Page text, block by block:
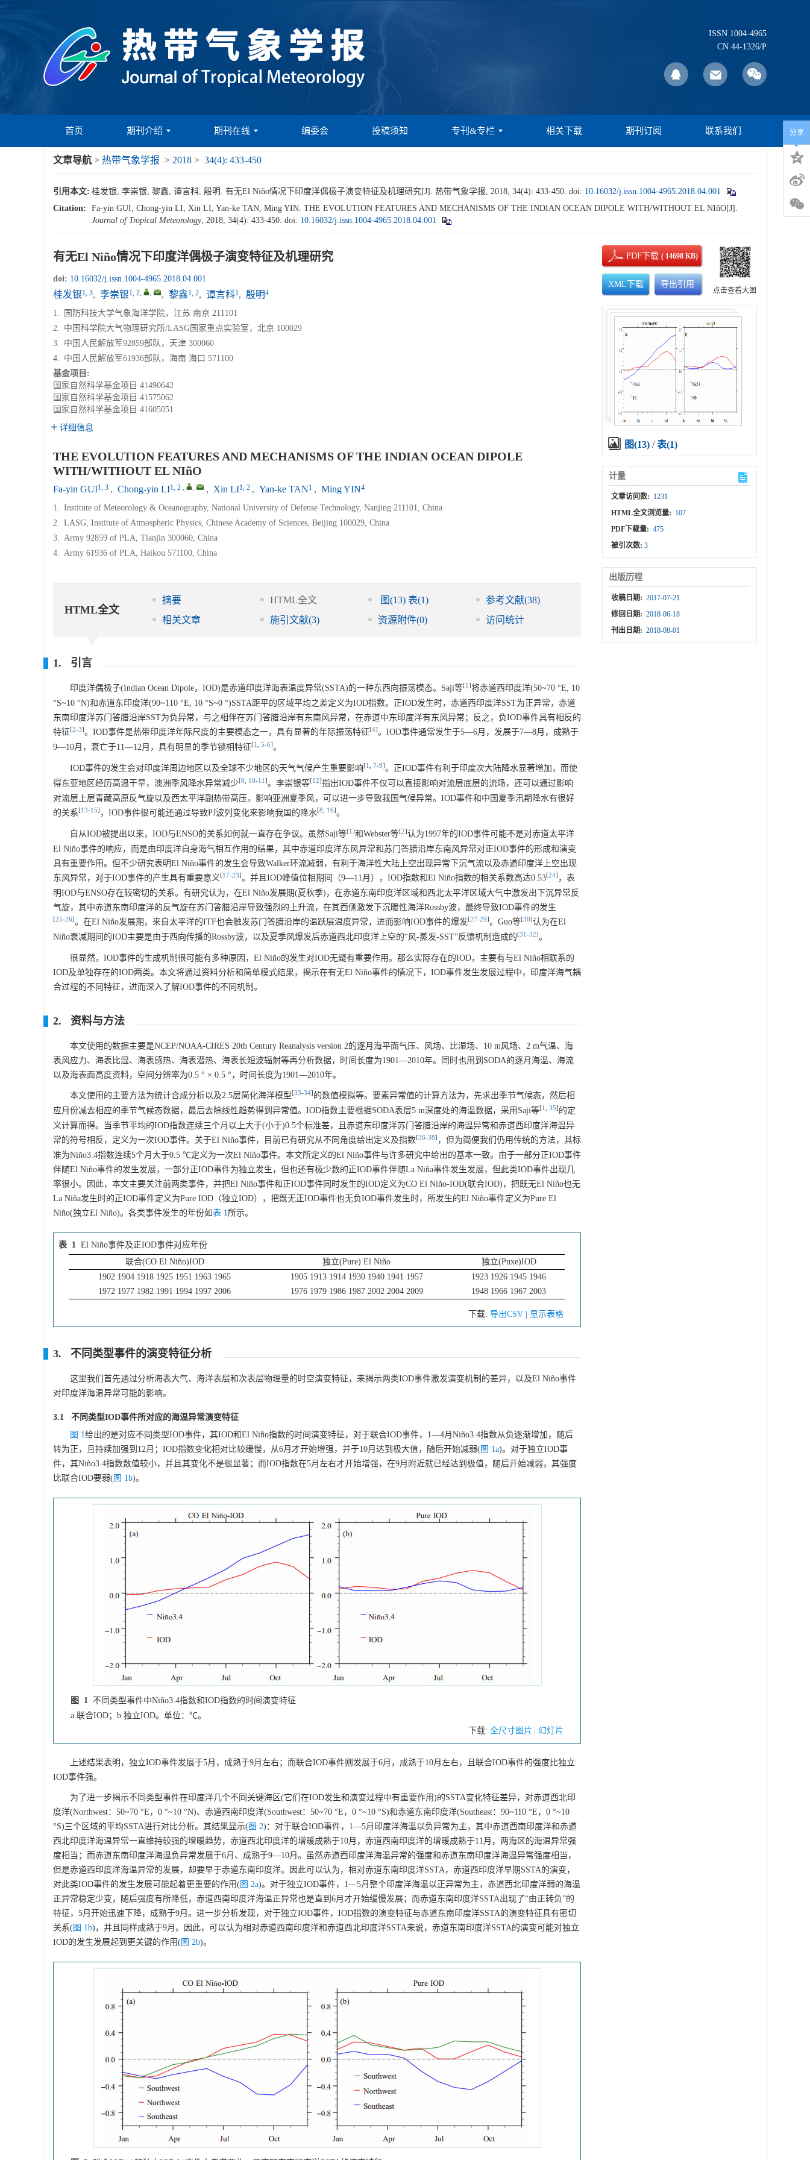
ISSN 1004-4965
CN 44-1326/P
首页 期刊介绍 期刊在线 编委会 投稿须知 专刊&专栏 相关下载 期刊订阅 联系我们
文章导航 > 热带气象学报 > 2018 > 34(4): 433-450
引用本文: 桂发银, 李崇银, 黎鑫, 谭言科, 殷明. 有无El Niño情况下印度洋偶极子演变特征及机理研究[J]. 热带气象学报, 2018, 34(4): 433-450. doi: 10.16032/j.issn.1004-4965.2018.04.001
Citation:
Fa-yin GUI, Chong-yin LI, Xin LI, Yan-ke TAN, Ming YIN. THE EVOLUTION FEATURES AND MECHANISMS OF THE INDIAN OCEAN DIPOLE WITH/WITHOUT EL NIñO[J].
Journal of Tropical Meteorology, 2018, 34(4): 433-450. doi: 10.16032/j.issn.1004-4965.2018.04.001
有无El Niño情况下印度洋偶极子演变特征及机理研究
doi: 10.16032/j.issn.1004-4965.2018.04.001
桂发银1, 3, 李崇银1, 2, , , 黎鑫1, 2, 谭言科1, 殷明4
1.
国防科技大学气象海洋学院，江苏 南京 211101
2. 中国科学院大气物理研究所/LASG国家重点实验室，北京 100029
3. 中国人民解放军92859部队，天津 300060
4. 中国人民解放军61936部队，海南 海口 571100
基金项目:
国家自然科学基金项目 41490642
国家自然科学基金项目 41575062
国家自然科学基金项目 41605051
详细信息
THE EVOLUTION FEATURES AND MECHANISMS OF THE INDIAN OCEAN DIPOLE
WITH/WITHOUT EL NIñO
Fa-yin GUI1, 3 , Chong-yin LI1, 2 , , , Xin LI1, 2 , Yan-ke TAN1 , Ming YIN4
1. Institute of Meteorology & Oceanography, National University of Defense Technology, Nanjing 211101, China
2. LASG, Institute of Atmospheric Physics, Chinese Academy of Sciences, Beijing 100029, China
3. Army 92859 of PLA, Tianjin 300060, China
4. Army 61936 of PLA, Haikou 571100, China
HTML全文
摘要 HTML全文 图(13) 表(1) 参考文献(38)
相关文章
施引文献(3) 资源附件(0) 访问统计
1. 引言
印度洋偶极子(Indian Ocean Dipole，IOD)是赤道印度洋海表温度异常(SSTA)的一种东西向振荡模态。Saji等[1 ]将赤道西印度洋(50~70 °E, 10
°S~10 °N)和赤道东印度洋(90~110 °E, 10 °S~0 °)SSTA距平的区域平均之差定义为IOD指数。正IOD发生时，赤道西印度洋SST为正异常，赤道
东南印度洋苏门答腊沿岸SST为负异常，与之相伴在苏门答腊沿岸有东南风异常，在赤道中东印度洋有东风异常；反之，负IOD事件具有相反的
特征[2-3]。IOD事件是热带印度洋年际尺度的主要模态之一，具有显著的年际振荡特征[4]。IOD事件通常发生于5—6月，发展于7—8月，成熟于
9—10月，衰亡于11—12月，具有明显的季节锁相特征[1 5-6]。
IOD事件的发生会对印度洋周边地区以及全球不少地区的天气气候产生重要影响[1 7-9]。正IOD事件有利于印度次大陆降水显著增加，而使
得东亚地区经历高温干旱，澳洲季风降水异常减少[8 10-11 ]。李崇银等[12]指出IOD事件不仅可以直接影响对流层底层的流场，还可以通过影响
对流层上层青藏高原反气旋以及西太平洋副热带高压，影响亚洲夏季风，可以进一步导致我国气候异常。IOD事件和中国夏季汛期降水有很好
的关系[13-15] ，IOD事件很可能还通过导致PJ波列变化来影响我国的降水[8 16]。
自从IOD被提出以来，IOD与ENSO的关系如何就一直存在争议。虽然Saji等[1 ]和Webster等[2]认为1997年的IOD事件可能不是对赤道太平洋
El Niño事件的响应，而是由印度洋自身海气相互作用的结果，其中赤道印度洋东风异常和苏门答腊沿岸东南风异常对正IOD事件的形成和演变
具有重要作用。但不少研究表明El Niño事件的发生会导致Walker环流减弱，有利于海洋性大陆上空出现异常下沉气流以及赤道印度洋上空出现
东风异常，对于IOD事件的产生具有重要意义[17-23]。并且IOD峰值位相期间（9—11月），IOD指数和El Niño指数的相关系数高达0.53[24] ，表
明IOD与ENSO存在较密切的关系。有研究认为，在El Niño发展期(夏秋季)，在赤道东南印度洋区域和西北太平洋区域大气中激发出下沉异常反
气旋，其中赤道东南印度洋的反气旋在苏门答腊沿岸导致强烈的上升流，在其西侧激发下沉暖性海洋Rossby波，最终导致IOD事件的发生
[25-26]。在El Niño发展期，来自太平洋的ITF也会触发苏门答腊沿岸的温跃层温度异常，进而影响IOD事件的爆发[27-29]。Guo等[30]认为在El
Niño衰减期间的IOD主要是由于西向传播的Rossby波，以及夏季风爆发后赤道西北印度洋上空的“风-蒸发-SST”反馈机制造成的[31 -32]。
很显然，IOD事件的生成机制很可能有多种原因，El Niño的发生对IOD无疑有重要作用。那么实际存在的IOD，主要有与El Niño相联系的
IOD及单独存在的IOD两类。本文将通过资料分析和简单模式结果，揭示在有无El Niño事件的情况下，IOD事件发生发展过程中，印度洋海气耦
合过程的不同特征，进而深入了解IOD事件的不同机制。
2. 资料与方法
本文使用的数据主要是NCEP/NOAA-CIRES 20th Century Reanalysis version 2的逐月海平面气压、风场、比湿场、10 m风场、2 m气温、海
表风应力、海表比湿、海表感热、海表潜热、海表长短波辐射等再分析数据，时间长度为1901—2010年。同时也用到SODA的逐月海温、海流
以及海表面高度资料，空间分辨率为0.5 ° × 0.5 °，时间长度为1901—2010年。
本文使用的主要方法为统计合成分析以及2.5层简化海洋模型[33-34] 的数值模拟等。要素异常值的计算方法为，先求出季节气候态，然后相
应月份减去相应的季节气候态数据，最后去除线性趋势得到异常值。IOD指数主要根据SODA表层5 m深度处的海温数据，采用Saji等[1 35] 的定
义计算而得。当季节平均的IOD指数连续三个月以上大于(小于)0.5个标准差，且赤道东印度洋苏门答腊沿岸的海温异常和赤道西印度洋海温异
常的符号相反，定义为一次IOD事件。关于El Niño事件，目前已有研究从不同角度给出定义及指数[36-38] ，但为简便我们仍用传统的方法，其标
准为Niño3.4指数连续5个月大于0.5 ℃定义为一次El Niño事件。本文所定义的El Niño事件与许多研究中给出的基本一致。由于一部分正IOD事件
伴随El Niño事件的发生发展，一部分正IOD事件为独立发生，但也还有极少数的正IOD事件伴随La Niña事件发生发展，但此类IOD事件出现几
率很小。因此，本文主要关注前两类事件，并把El Niño事件和正IOD事件同时发生的IOD定义为CO El Niño-IOD(联合IOD)，把既无El Niño也无
La Niña发生时的正IOD事件定义为Pure IOD（独立IOD），把既无正IOD事件也无负IOD事件发生时，所发生的El Niño事件定义为Pure El
Niño(独立El Niño)。各类事件发生的年份如表 1所示。
表 1 El Niño事件及正IOD事件对应年份
联合(CO El Niño)IOD
独立(Pure) El Niño
独立(Puxe)IOD
1902 1904 1918 1925 1951 1963 1965
1905 1913 1914 1930 1940 1941 1957
1923 1926 1945 1946
1972 1977 1982 1991 1994 1997 2006
1976 1979 1986 1987 2002 2004 2009 1948 1966 1967 2003
下载: 导出CSV | 显示表格
3. 不同类型事件的演变特征分析
这里我们首先通过分析海表大气、海洋表层和次表层物理量的时空演变特征，来揭示两类IOD事件激发演变机制的差异，以及El Niño事件
对印度洋海温异常可能的影响。
3.1 不同类型IOD事件所对应的海温异常演变特征
图 1给出的是对应不同类型IOD事件，其IOD和El Niño指数的时间演变特征，对于联合IOD事件，1—4月Niño3.4指数从负逐渐增加，随后
转为正，且持续加强到12月；IOD指数变化相对比较缓慢，从6月才开始增强，并于10月达到极大值，随后开始减弱(图 1a)。对于独立IOD事
件，其Niño3.4指数数值较小，并且其变化不是很显著；而IOD指数在5月左右才开始增强，在9月附近就已经达到极值，随后开始减弱，其强度
比联合IOD要弱(图 1b)。
图 1 不同类型事件中Niño3.4指数和IOD指数的时间演变特征
a.联合IOD；b.独立IOD。单位：℃。
下载: 全尺寸图片 幻灯片
上述结果表明，独立IOD事件发展于5月，成熟于9月左右；而联合IOD事件则发展于6月，成熟于10月左右，且联合IOD事件的强度比独立
IOD事件强。
为了进一步揭示不同类型事件在印度洋几个不同关键海区(它们在IOD发生和演变过程中有重要作用)的SSTA变化特征差异，对赤道西北印
度洋(Northwest：50~70 °E，0 °~10 °N)、赤道西南印度洋(Southwest：50~70 °E，0 °~10 °S)和赤道东南印度洋(Southeast：90~110 °E，0 °~10
°S)三个区域的平均SSTA进行对比分析。其结果显示(图 2)：对于联合IOD事件，1—5月印度洋海温以负异常为主，其中赤道西南印度洋和赤道
西北印度洋海温异常一直维持较强的增暖趋势，赤道西北印度洋的增暖成熟于10月，赤道西南印度洋的增暖成熟于11月，两海区的海温异常强
度相当；而赤道东南印度洋海温负异常发展于6月、成熟于9—10月。虽然赤道西印度洋海温异常的强度和赤道东南印度洋海温异常强度相当，
但是赤道西印度洋海温异常的发展，却要早于赤道东南印度洋。因此可以认为，相对赤道东南印度洋SSTA，赤道西印度洋早期SSTA的演变，
对此类IOD事件的发生发展可能起着更重要的作用(图 2a)。对于独立IOD事件，1—5月整个印度洋海温以正异常为主，赤道西北印度洋弱的海温
正异常稳定少变，随后强度有所降低，赤道西南印度洋海温正异常也是直到6月才开始缓慢发展；而赤道东南印度洋SSTA出现了“由正转负”的
特征，5月开始迅速下降，成熟于9月。进一步分析发现，对于独立IOD事件，IOD指数的演变特征与赤道东南印度洋SSTA的演变特征具有密切
关系(图 1b)，并且同样成熟于9月。因此，可以认为相对赤道西南印度洋和赤道西北印度洋SSTA来说，赤道东南印度洋SSTA的演变可能对独立
IOD的发生发展起到更关键的作用(图 2b)。
PDF下载( 14698 KB)
XML下载 导出引用
点击查看大图
图(13) /表(1)
计量
文章访问数: 1231
HTML全文浏览量: 107
PDF下载量: 475
被引次数:3
出版历程
收稿日期: 2017-07-21
修回日期: 2018-06-18
刊出日期: 2018-08-01
分享